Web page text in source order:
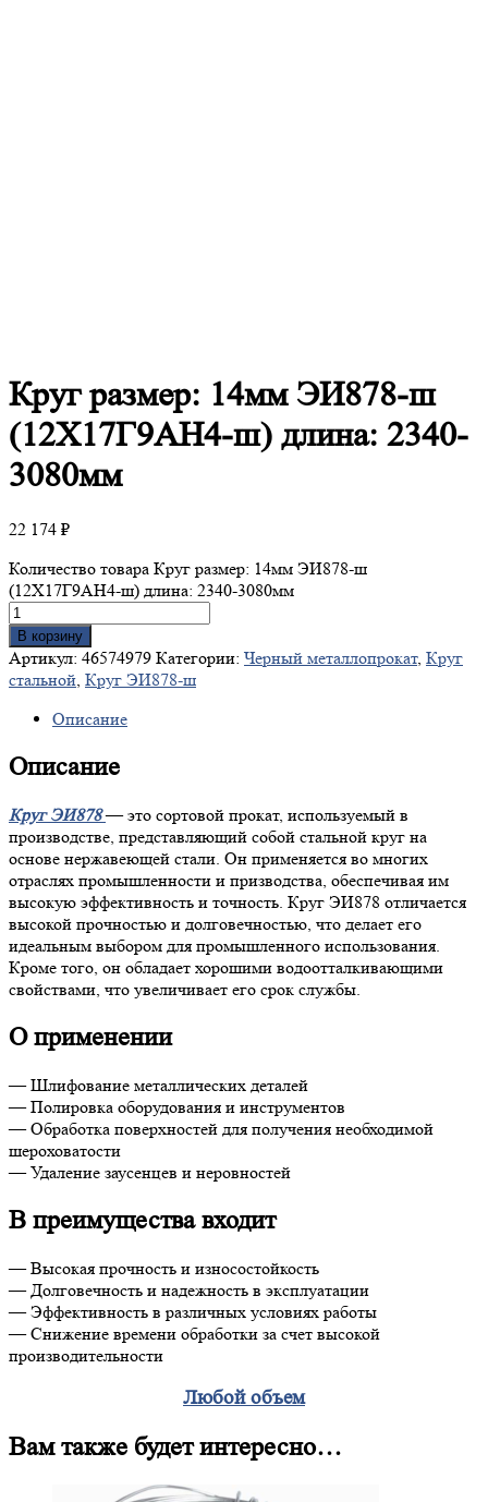
Кругразмер: 14мм ЭИ878-ш
(12Х17Г9АН4-ш) длина: 2340-
3080мм
22 174 ₽
Количество товара Круг размер: 14мм ЭИ878-ш
(12Х17Г9АН4-ш) длина: 2340-3080мм
В корзину
Артикул: 46574979 Категории: Черный металлопрокат, Круг
стальной, Круг ЭИ878-ш
Описание
Описание
Круг ЭИ878 — это сортовой прокат, используемый в
производстве, представляющий собой стальной круг на
основе нержавеющей стали. Он применяется во многих
отраслях промышленности и призводства, обеспечивая им
высокую эффективность и точность. Круг ЭИ878 отличается
высокой прочностью и долговечностью, что делает его
идеальным выбором для промышленного использования.
Кроме того, он обладает хорошими водоотталкивающими
свойствами, что увеличивает его срок службы.
О применении
— Шлифование металлических деталей
— Полировка оборудования и инструментов
— Обработка поверхностей для получения необходимой
шероховатости
— Удаление заусенцев и неровностей
В преимущества входит
— Высокая прочность и износостойкость
— Долговечность и надежность в эксплуатации
— Эффективность в различных условиях работы
— Снижение времени обработки за счет высокой
производительности
Любой объем
Вам также будет интересно…